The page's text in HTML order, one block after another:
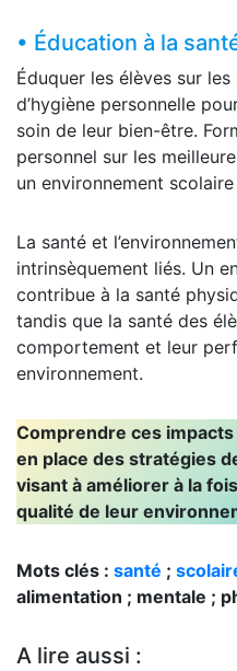
• Éducation à la
Éduquer les élèves sur
d’hygiène personnelle
soin de leur bien-être.
personnel sur les
un environnement scolaire
La santé et
intrinsèquement liés. Un
contribue à la santé
tandis que la santé des
comportement et leur
environnement.
Comprendre ces
en place des stratégies
visant à améliorer à la
qualité de leur
Mots clés : santé ;
alimentation ; mentale ;
A lire aussi :